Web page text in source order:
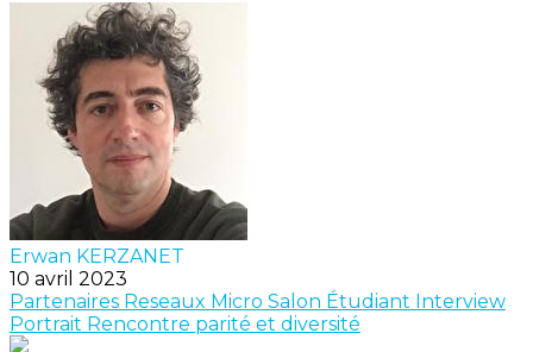
Erwan KERZANET
10 avril 2023
Partenaires Reseaux Micro Salon Étudiant Interview
Portrait Rencontre parité et diversité